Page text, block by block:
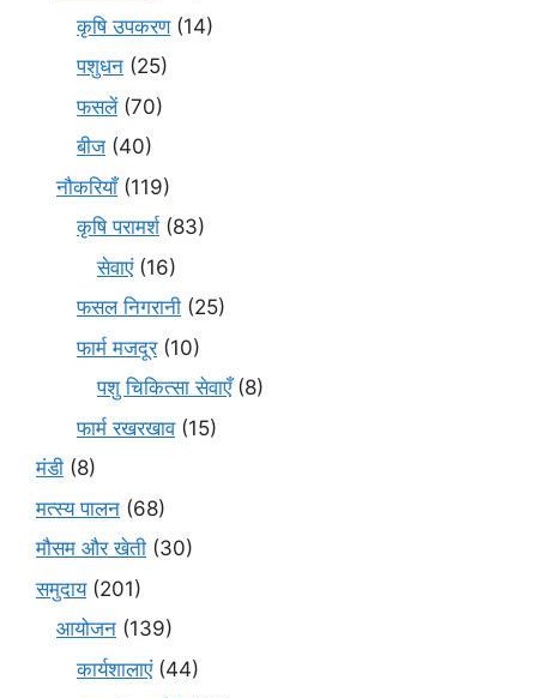
कृषि उपकरण(14)
पशुधन (25)
फसलें(70)
बीज (40)
नौकरियाँ(119)
कृषि परामर्श(83)
सेवाएं(16)
फसल निगरानी (25)
फार्म मजदूर(10)
पशु चिकित्सा सेवाएँ(8)
फार्म रखरखाव(15)
मंडी (8)
मत्स्य पालन (68)
मौसम और खेती (30)
समुदाय(201)
आयोजन (139)
कार्यशालाएं(44)